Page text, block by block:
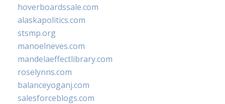
hoverboardssale.com
alaskapolitics.com
stsmp.org
manoelneves.com
mandelaeffectlibrary.com
roselynns.com
balanceyoganj.com
salesforceblogs.com